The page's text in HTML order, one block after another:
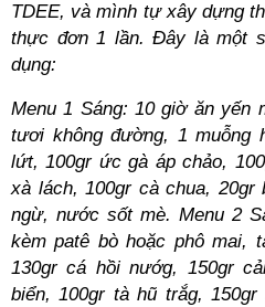
TDEE, và mình tự xây dựng
thực đơn 1 lần. Đây là một
dụng:
Menu 1 Sáng: 10 giờ ăn yến
tươi không đường, 1 muỗng
lứt, 100gr ức gà áp chảo,
xà lách, 100gr cà chua, 20gr
ngừ, nước sốt mè. Menu 2
kèm patê bò hoặc phô mai,
130gr cá hồi nướg, 150gr
biển, 100gr tà hũ trắg,